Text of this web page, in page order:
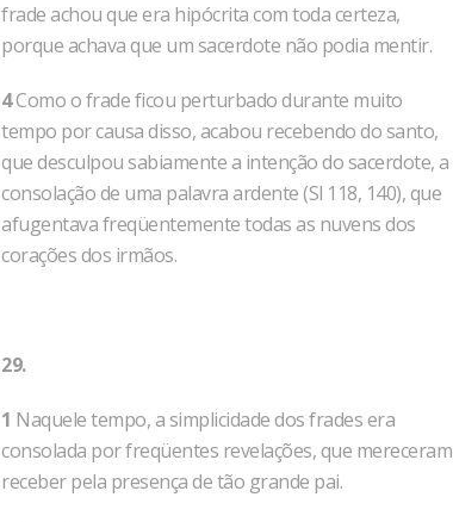
frade achou que era hipócrita com toda certeza,
porque achava que um sacerdote não podia men­tir.
4Como o frade ficou perturbado durante muito
tempo por causa disso, acabou recebendo do santo,
que desculpou sabiamente a intenção do sacerdote, a
consolação de uma palavra ardente (Sl 118, 140), que
afugentava freqüentemente todas as nuvens dos
corações dos ir­mãos.
29.
1 Naquele tempo, a simplicidade dos frades era
consolada por freqüentes revelações, que mereceram
receber pela presença de tão grande pai.